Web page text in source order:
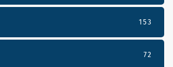
153
72